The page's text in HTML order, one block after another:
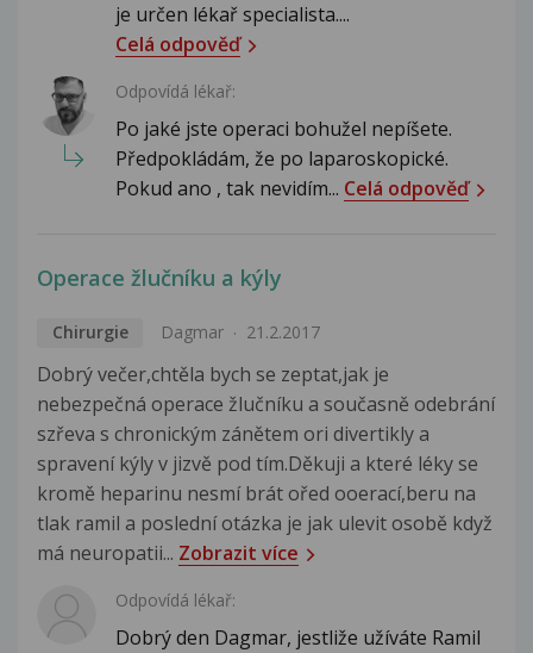
je určen lékař specialista....
Celá odpověď
Odpovídá lékař:
Po jaké jste operaci bohužel nepíšete.
Předpokládám, že po laparoskopické.
Pokud ano , tak nevidím... Celá odpověď
Operace žlučníku a kýly
Chirurgie Dagmar 21.2.2017
Dobrý večer,chtěla bych se zeptat,jak je
nebezpečná operace žlučníku a současně odebrání
szřeva s chronickým zánětem ori divertikly a
spravení kýly v jizvě pod tím.Děkuji a které léky se
kromě heparinu nesmí brát ořed ooerací,beru na
tlak ramil a poslední otázka je jak ulevit osobě když
má neuropatii... Zobrazit více
Odpovídá lékař:
Dobrý den Dagmar, jestliže užíváte Ramil